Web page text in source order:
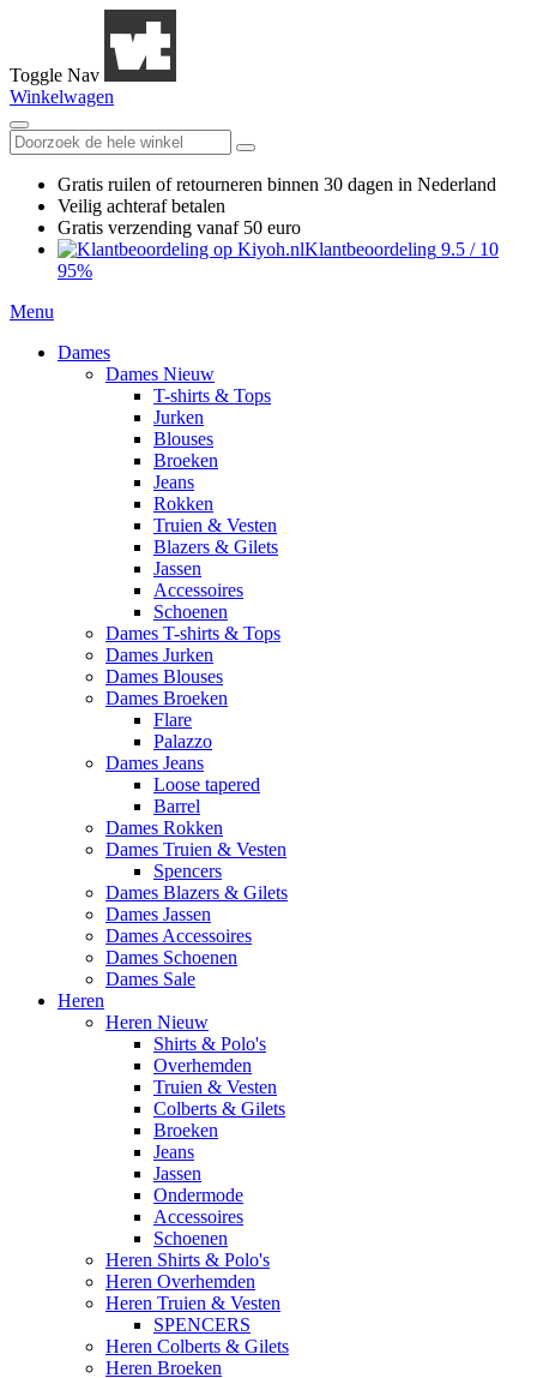
Toggle Nav
Winkelwagen
Gratis ruilen of retourneren binnen 30 dagen in Nederland
Veilig achteraf betalen
Gratis verzending vanaf 50 euro
Klantbeoordeling 9.5 / 10
95%
Menu
Dames
Dames Nieuw
T-shirts & Tops
Jurken
Blouses
Broeken
Jeans
Rokken
Truien & Vesten
Blazers & Gilets
Jassen
Accessoires
Schoenen
Dames T-shirts & Tops
Dames Jurken
Dames Blouses
Dames Broeken
Flare
Palazzo
Dames Jeans
Loose tapered
Barrel
Dames Rokken
Dames Truien & Vesten
Spencers
Dames Blazers & Gilets
Dames Jassen
Dames Accessoires
Dames Schoenen
Dames Sale
Heren
Heren Nieuw
Shirts & Polo's
Overhemden
Truien & Vesten
Colberts & Gilets
Broeken
Jeans
Jassen
Ondermode
Accessoires
Schoenen
Heren Shirts & Polo's
Heren Overhemden
Heren Truien & Vesten
SPENCERS
Heren Colberts & Gilets
Heren Broeken